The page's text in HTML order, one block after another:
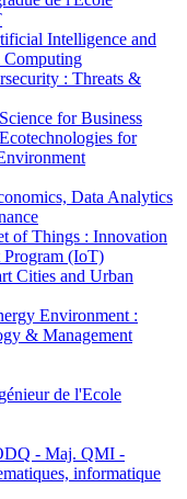
Intelligence and
Computing
: Threats &
for Business
for
Data Analytics
of Things : Innovation
Program (IoT)
Cities and Urban
Environment :
& Management
de l'Ecole
- Maj. QMI -
informatique